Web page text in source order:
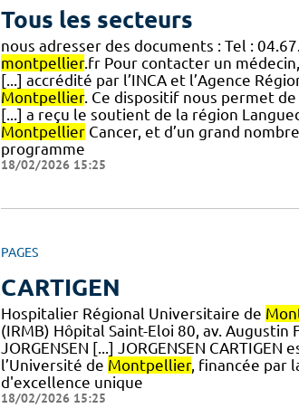
Tous les secteurs
nous adresser des documents : Tel :
montpellier.fr Pour contacter un
[...] accrédité par l’INCA et l’Agence
Montpellier. Ce dispositif nous permet
[...] a reçu le soutient de la région
MontpellierCancer, et d’un grand
programme
18/02/2026 15:25
PAGES
CARTIGEN
Hospitalier Régional Universitaire de
(IRMB) Hôpital Saint-Eloi 80, av. Augustin
JORGENSEN [...] JORGENSEN
l’Université de Montpellier, financée par
d'excellence unique
18/02/2026 15:25